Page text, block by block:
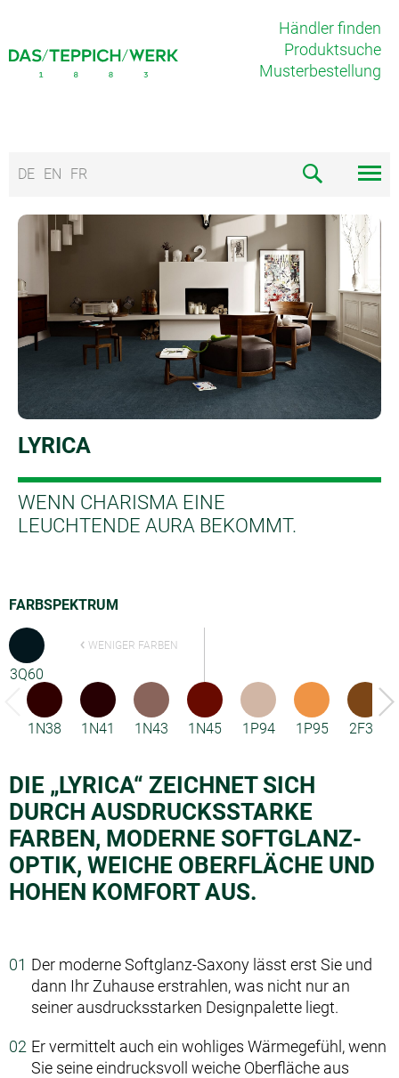
Händler finden
Produktsuche
Musterbestellung
DE EN FR
LYRICA
WENN CHARISMA EINE
LEUCHTENDE AURA BEKOMMT.
FARBSPEKTRUM
3Q60
WENIGER FARBEN
1N38 1N41 1N43 1N45 1P94 1P95 2F33
DIE „LYRICA“ ZEICHNET SICH
DURCH AUSDRUCKSSTARKE
FARBEN, MODERNE SOFTGLANZ-
OPTIK, WEICHE OBERFLÄCHE UND
HOHEN KOMFORT AUS.
Der moderne Softglanz-Saxony lässt erst Sie und
dann Ihr Zuhause erstrahlen, was nicht nur an
seiner ausdrucksstarken Designpalette liegt.
Er vermittelt auch ein wohliges Wärmegefühl, wenn
Sie seine eindrucksvoll weiche Oberfläche aus